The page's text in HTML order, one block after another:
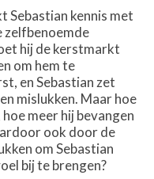
Sebastian kennis met
zelfbenoemde
hij de kerstmarkt
om hem te
en Sebastian zet
mislukken. Maar hoe
meer hij bevangen
ook door de
om Sebastian
bij te brengen?